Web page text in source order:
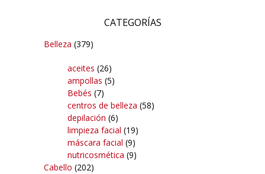
CATEGORÍAS
Belleza (379)
aceites (26)
ampollas (5)
Bebés (7)
centros de belleza (58)
depilación (6)
limpieza facial (19)
máscara facial (9)
nutricosmética (9)
Cabello (202)